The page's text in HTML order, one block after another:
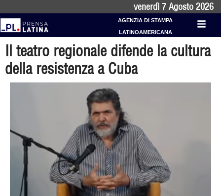
venerdì 7 Agosto 2026
AGENZIA DI STAMPA
LATINOAMERICANA
Il teatro regionale difende la cultura
della resistenza a Cuba